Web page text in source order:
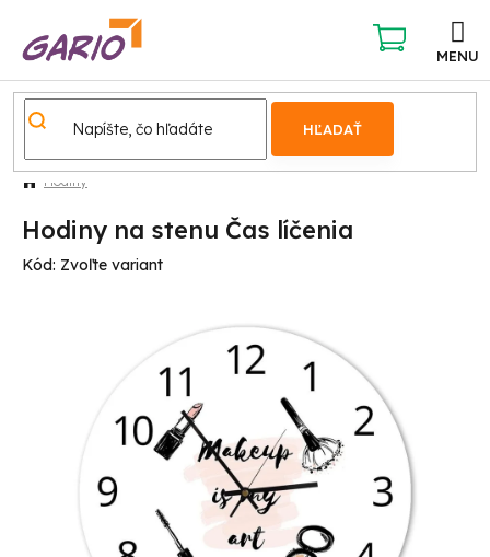
obsah
HĽADAŤ
NÁKUPNÝ
KOŠÍK
Hodiny
Hodiny na stenu Čas líčenia
Kód: Zvoľte variant